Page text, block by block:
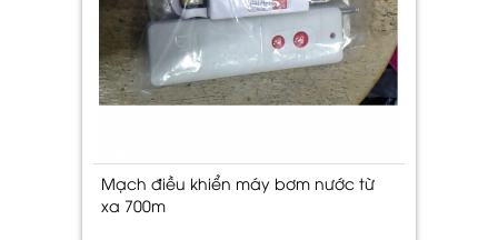
Mạch điều khiển máy bơm nước từ
xa 700m